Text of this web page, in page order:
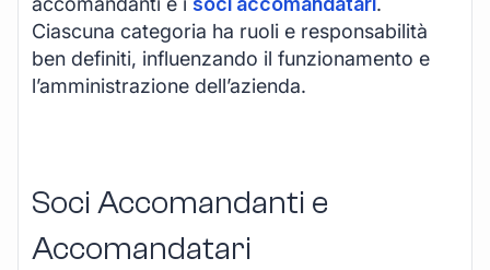
Ciascuna categoria ha ruoli e responsabilità
ben definiti, influenzando il funzionamento e
l’amministrazione dell’azienda.
Soci Accomandanti e
Accomandatari